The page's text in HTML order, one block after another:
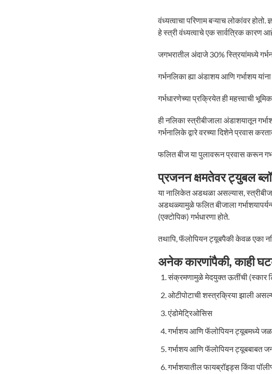
वंध्यत्वाचा परिणाम बऱ्याच लोकांवर
हे स्त्री वंध्यत्वाचे एक सार्वत्रिक कारण
जगभरातील अंदाजे 30% स्त्रियांमध्ये
गर्भनलिका ह्या अंडाशय आणि गर्भाशय
गर्भधारणेच्या प्रक्रियेत ही महत्त्वाची
ही नलिका स्त्रीबीजाला अंडाशयातून
गर्भनालिके द्वारे वरच्या दिशेने प्रवास
फलित बीज या पुलावरून प्रवास करून
प्रजनन क्षमतेवर ट्युबल
या नालिकेत अडथळा असल्यास,
अडथळ्यामुळे फलित बीजाला
(एक्टोपिक) गर्भधारणा होते.
तथापि, फॅलोपियन ट्यूबपैकी केवळ एका
अनेक कारणांपैकी, काही
संक्रमणामुळे मेदयुक्त ऊतींची (स्कार
ओटीपोटाची शस्त्रक्रिया झाली
एंडोमेट्रिओसिस
गर्भाशय आणि फॅलोपियन ट्यूबमध्ये
गर्भाशय आणि फॅलोपियन ट्यूबबाबत
गर्भाशयातील फायब्रॉइड्स किंवा